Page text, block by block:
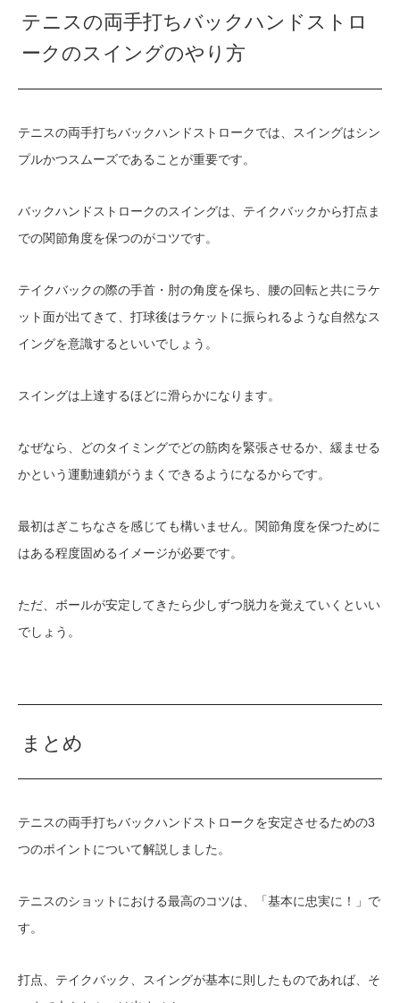
テニスの両手打ちバックハンドストロ
ークのスイングのやり方
テニスの両手打ちバックハンドストロークでは、スイングはシン
プルかつスムーズであることが重要です。
バックハンドストロークのスイングは、テイクバックから打点ま
での関節角度を保つのがコツです。
テイクバックの際の手首・肘の角度を保ち、腰の回転と共にラケ
ット面が出てきて、打球後はラケットに振られるような自然なス
イングを意識するといいでしょう。
スイングは上達するほどに滑らかになります。
なぜなら、どのタイミングでどの筋肉を緊張させるか、緩ませる
かという運動連鎖がうまくできるようになるからです。
最初はぎこちなさを感じても構いません。関節角度を保つために
はある程度固めるイメージが必要です。
ただ、ボールが安定してきたら少しずつ脱力を覚えていくといい
でしょう。
まとめ
テニスの両手打ちバックハンドストロークを安定させるための3
つのポイントについて解説しました。
テニスのショットにおける最高のコツは、「基本に忠実に！」で
す。
打点、テイクバック、スイングが基本に則したものであれば、そ